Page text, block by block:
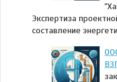
Экспертиза
составление